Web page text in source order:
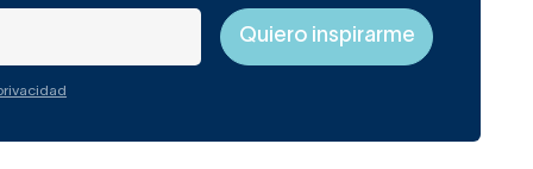
y/o de almacenaje